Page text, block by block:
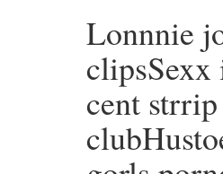
Lonnnie
clipsSexx
cent strrip